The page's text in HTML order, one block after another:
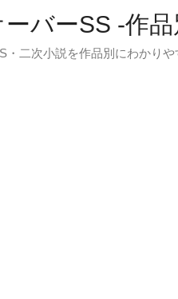
バーSS -作
・二次小説を作品別にわかりや